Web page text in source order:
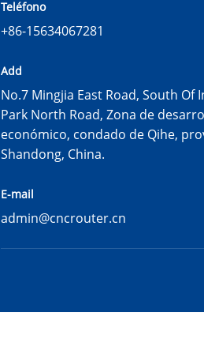
Teléfono
+86-15634067281
Add
No.7 Mingjia East Road, South Of
Park North Road, Zona de
económico, condado de Qihe,
Shandong, China.
E-mail
admin@cncrouter.cn